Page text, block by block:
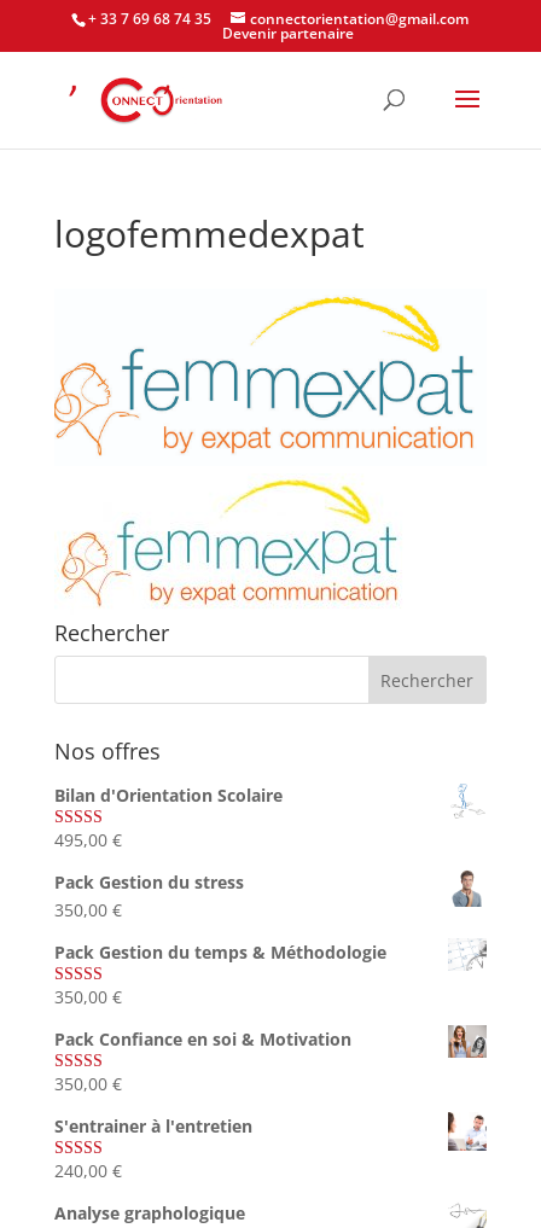
+ 33 7 69 68 74 35 connectorientation@gmail.com
Devenir partenaire
logofemmedexpat
Rechercher
Nos offres
Bilan d'Orientation Scolaire
Note4.75
495,00 €
Pack Gestion du stress
350,00 €
Pack Gestion du temps & Méthodologie
Note5.00
350,00 €
Pack Confiance en soi & Motivation
Note5.00
350,00 €
S'entrainer à l'entretien
Note4.83
240,00 €
Analyse graphologique